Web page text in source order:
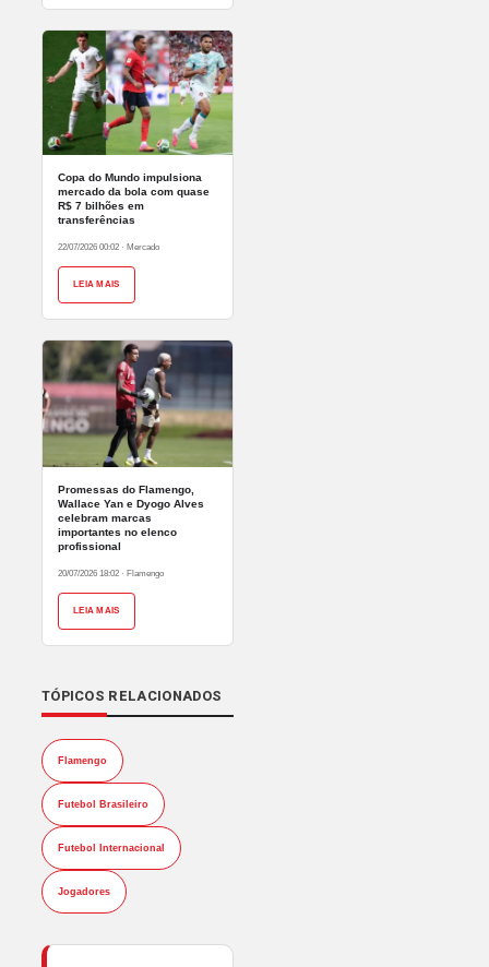
Copa do Mundo impulsiona
mercado da bola com quase
R$ 7 bilhões em
transferências
22/07/2026 00:02 · Mercado
LEIA MAIS
Promessas do Flamengo,
Wallace Yan e Dyogo Alves
celebram marcas
importantes no elenco
profissional
20/07/2026 18:02 · Flamengo
LEIA MAIS
TÓPICOS RELACIONADOS
Flamengo
Futebol Brasileiro
Futebol Internacional
Jogadores